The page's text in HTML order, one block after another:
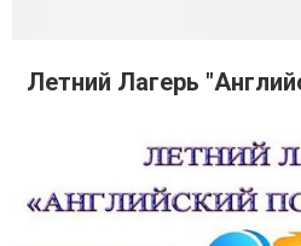
Летний Лагерь